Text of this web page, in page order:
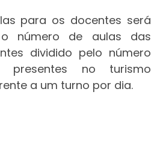
para os docentes será
número de aulas das
dividido pelo número
presentes no turismo
a um turno por dia.